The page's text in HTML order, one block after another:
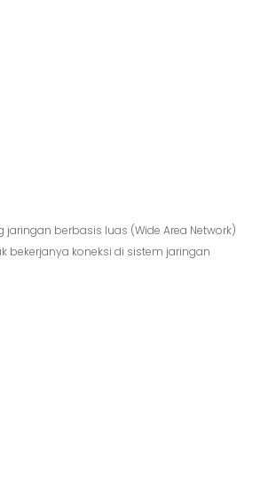
berbasis luas (Wide Area Network)
bekerjanya koneksi di sistem jaringan